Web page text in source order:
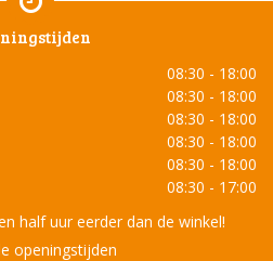
08:30 - 18:00
08:30 - 18:00
08:30 - 18:00
08:30 - 18:00
08:30 - 18:00
08:30 - 17:00
half uur eerder dan de winkel!
openingstijden